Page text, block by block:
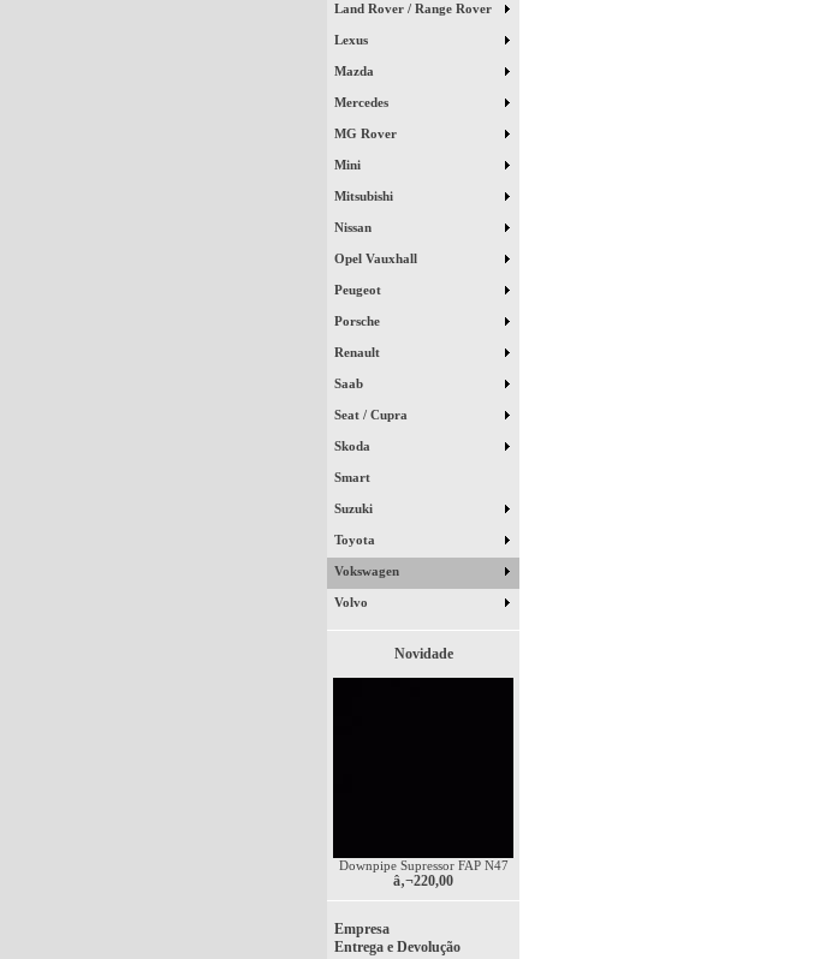
Land Rover / Range Rover
Lexus
Mazda
Mercedes
MG Rover
Mini
Mitsubishi
Nissan
Opel Vauxhall
Peugeot
Porsche
Renault
Saab
Seat / Cupra
Skoda
Smart
Suzuki
Toyota
Vokswagen
Volvo
Novidade
Downpipe Supressor FAP N47
â‚¬220,00
Empresa
Entrega e Devolução